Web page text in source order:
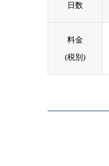
日数
料金
(税別)